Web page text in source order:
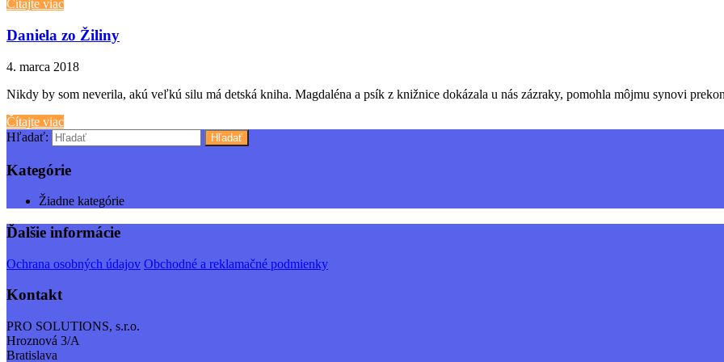
Čítajte viac
Daniela zo Žiliny
4. marca 2018
Nikdy by som neverila, akú veľkú silu má detská kniha. Magdaléna a psík z knižnice dokázala u nás zázraky, pomohla môjmu synovi
Čítajte viac
Hľadať:
Kategórie
Žiadne kategórie
Ďalšie informácie
Ochrana osobných údajov Obchodné a reklamačné podmienky
Kontakt
PRO SOLUTIONS, s.r.o.
Hroznová 3/A
Bratislava